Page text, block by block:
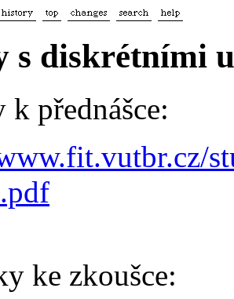
s diskrétními
k přednášce:
ke zkoušce: